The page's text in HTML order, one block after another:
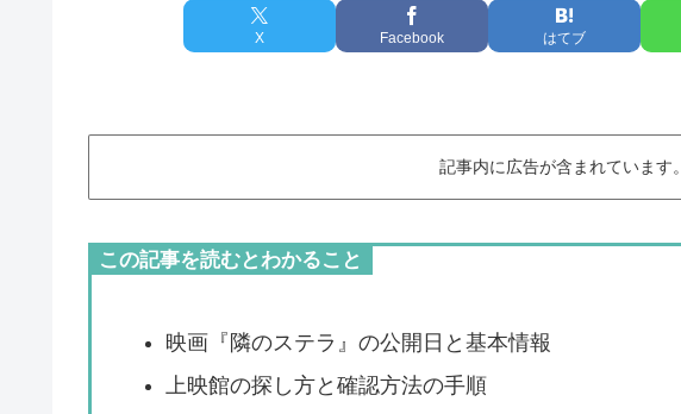
X Facebook はてブ
記事内に広告が含まれています。
この記事を読むとわかること
映画『隣のステラ』の公開日と基本情報
上映館の探し方と確認方法の手順